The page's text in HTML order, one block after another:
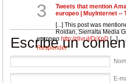
http://www.muyinternet.com/
Responder
3
Tweets that mention
europeo | MuyInternet --
[...] This post was
Roldan, Sierralta Media
europeo http://dlvr.it/DjXpD [...]
Responder
Escribe un
E-